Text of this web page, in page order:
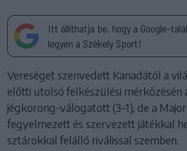
Itt állíthatja be, hogy a Google-
legyen a Székely Sport!
Vereséget szenvedett Kanadától a
előtti utolsó felkészülési mérkőzésén
jégkorong-válogatott (3–1), de a
fegyelmezett és szervezett játékkal
sztárokkal felálló riválissal szemben.